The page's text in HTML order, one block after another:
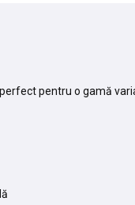
pentru o gamă